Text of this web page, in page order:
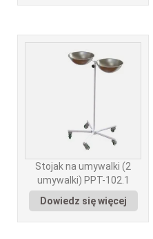
Stojak na umywalki (2
umywalki) PPT-102.1
Dowiedz się więcej